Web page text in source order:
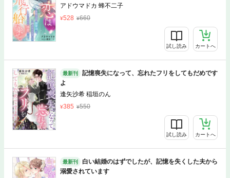
アドウマドカ 蜂不二子
528
660
試し読み カートへ
最新刊
記憶喪失になって、忘れたフリをしてもだめです
よ
逢矢沙希 稲垣のん
385
550
試し読み カートへ
最新刊
白い結婚のはずでしたが、記憶を失くした夫から
溺愛されています